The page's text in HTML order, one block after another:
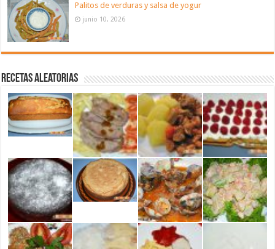
Palitos de verduras y salsa de yogur
junio 10, 2026
Recetas aleatorias